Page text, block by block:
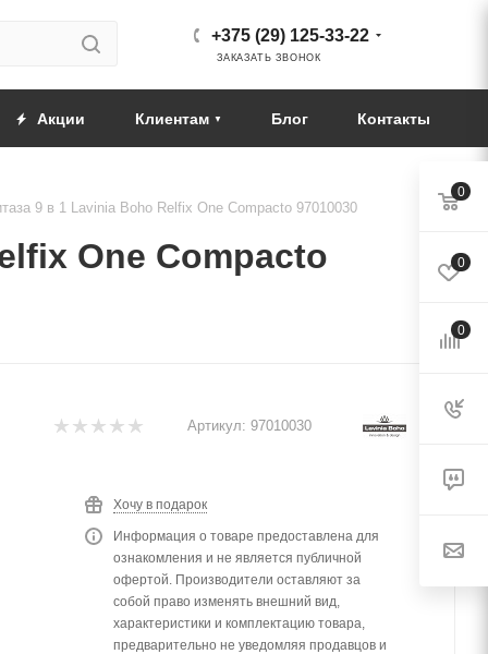
+375 (29) 125-33-22
ЗАКАЗАТЬ ЗВОНОК
Акции Клиентам Блог Контакты
9 в 1 Lavinia Boho Relfix One Compacto 97010030
One Compacto
Артикул: 97010030
Хочу в подарок
Информация о товаре предоставлена для
ознакомления и не является публичной
офертой. Производители оставляют за
собой право изменять внешний вид,
характеристики и комплектацию товара,
предварительно не уведомляя продавцов и
0
0
0